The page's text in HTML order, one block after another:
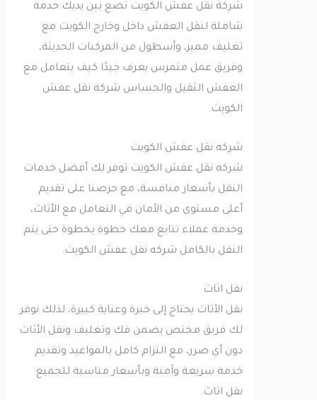
شركة نقل عفش الكويت تضع بين يديك خدمة
شاملة لنقل العفش داخل وخارج الكويت مع
تغليف مميز، وأسطول من المركبات الحديثة،
وفريق عمل متمرس يعرف جيدًا كيف يتعامل مع
العفش الثقيل والحساس شركة نقل عفش
الكويت.
شركه نقل عفش الكويت
شركه نقل عفش الكويت توفر لك أفضل خدمات
النقل بأسعار منافسة، مع حرصنا على تقديم
أعلى مستوى من الأمان في التعامل مع الأثاث،
وخدمة عملاء تتابع معك خطوة بخطوة حتى يتم
النقل بالكامل شركه نقل عفش الكويت.
نقل اثاث
نقل الأثاث يحتاج إلى خبرة وعناية كبيرة، لذلك نوفر
لك فريق مختص يضمن فك وتغليف ونقل الأثاث
دون أي ضرر، مع التزام كامل بالمواعيد وتقديم
خدمة سريعة وآمنة وبأسعار مناسبة للجميع
نقل اثاث.